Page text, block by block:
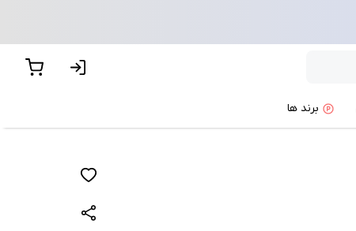
برند ها